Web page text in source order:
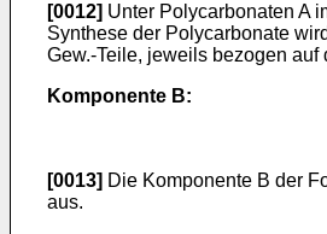
[0012] Unter Polycarbonaten A
Synthese der Polycarbonate
Gew.-Teile, jeweils bezogen auf
Komponente B:
[0013] Die Komponente B der
aus.